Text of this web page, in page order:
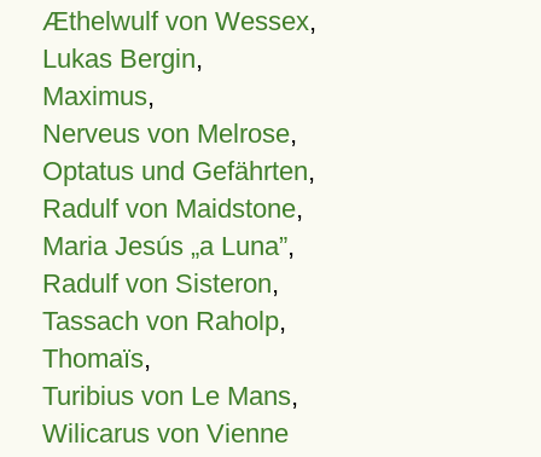
Æthelwulf von Wessex,
Lukas Bergin,
Maximus,
Nerveus von Melrose,
Optatus und Gefährten,
Radulf von Maidstone,
Maria Jesús „a Luna”,
Radulf von Sisteron,
Tassach von Raholp,
Thomaïs,
Turibius von Le Mans,
Wilicarus von Vienne